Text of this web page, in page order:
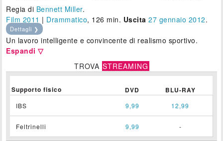
Regia di Bennett Miller.
Film 2011 | Drammatico, 126 min. Uscita 27 gennaio 2012.
Dettagli ❯
Un lavoro intelligente e convincente di realismo sportivo.
Espandi ▽
TROVA STREAMING
Supporto fisico DVD BLU-RAY
IBS 9,99 12,99
Feltrinelli 9,99 -